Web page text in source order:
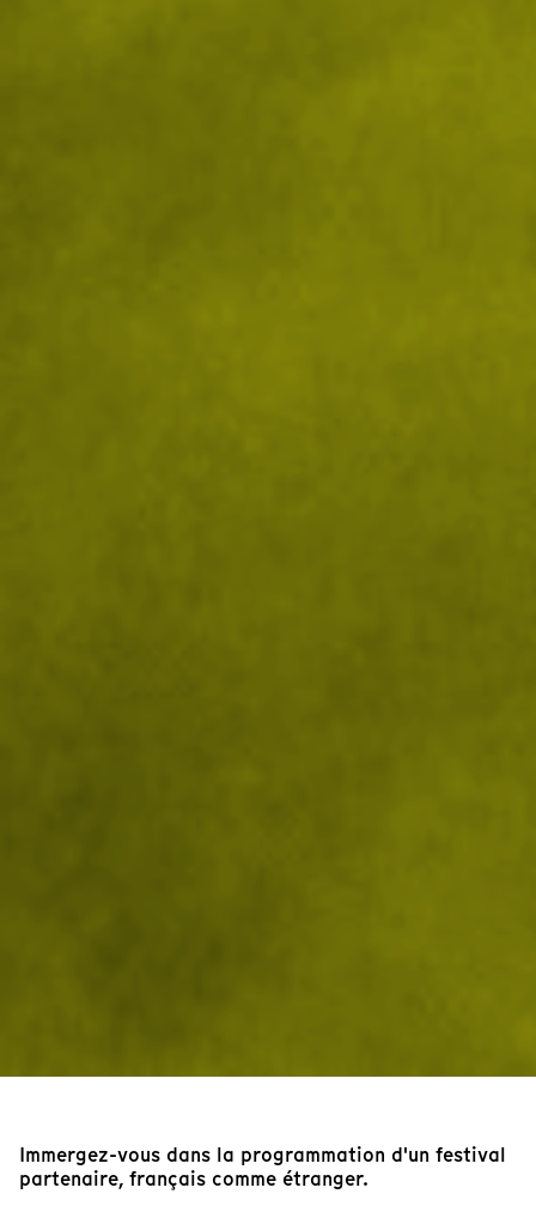
Immergez-vous dans la programmation d'un festival
partenaire, français comme étranger.